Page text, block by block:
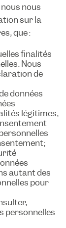
nous
sur la
que :
finalités
Nous
de
données
légitimes;
autant des
pour
personnelles